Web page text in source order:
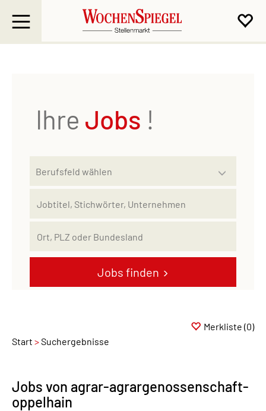
Ihre Jobs !
Jobs finden
Start Suchergebnisse
Merkliste (0)
Jobs von agrar-agrargenossenschaft-
oppelhain